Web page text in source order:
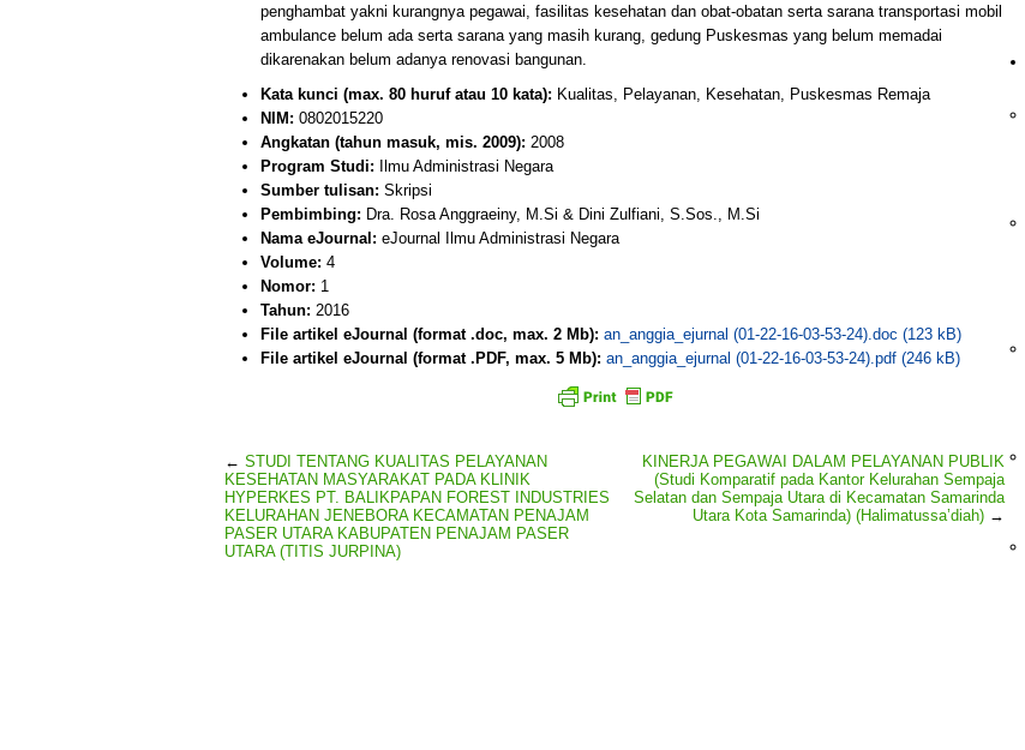
penghambat yakni kurangnya pegawai, fasilitas kesehatan dan obat-obatan serta sarana transportasi mobil
ambulance belum ada serta sarana yang masih kurang, gedung Puskesmas yang belum memadai
dikarenakan belum adanya renovasi bangunan.
Kata kunci (max. 80 huruf atau 10 kata): Kualitas, Pelayanan, Kesehatan, Puskesmas Remaja
NIM: 0802015220
Angkatan (tahun masuk, mis. 2009): 2008
Program Studi: Ilmu Administrasi Negara
Sumber tulisan: Skripsi
Pembimbing: Dra. Rosa Anggraeiny, M.Si & Dini Zulfiani, S.Sos., M.Si
Nama eJournal: eJournal Ilmu Administrasi Negara
Volume: 4
Nomor: 1
Tahun: 2016
File artikel eJournal (format .doc, max. 2 Mb): an_anggia_ejurnal (01-22-16-03-53-24).doc (123 kB)
File artikel eJournal (format .PDF, max. 5 Mb): an_anggia_ejurnal (01-22-16-03-53-24).pdf (246 kB)
← STUDI TENTANG KUALITAS PELAYANAN
KESEHATAN MASYARAKAT PADA KLINIK
HYPERKES PT. BALIKPAPAN FOREST INDUSTRIES
KELURAHAN JENEBORA KECAMATAN PENAJAM
PASER UTARA KABUPATEN PENAJAM PASER
UTARA (TITIS JURPINA)
KINERJA PEGAWAI DALAM PELAYANAN PUBLIK
(Studi Komparatif pada Kantor Kelurahan Sempaja
Selatan dan Sempaja Utara di Kecamatan Samarinda
Utara Kota Samarinda) (Halimatussa’diah) →